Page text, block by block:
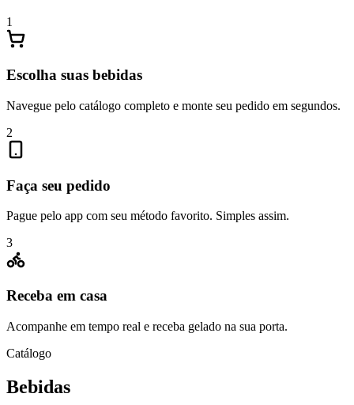
1
Escolha suas bebidas
Navegue pelo catálogo completo e monte seu pedido em segundos.
2
Faça seu pedido
Pague pelo app com seu método favorito. Simples assim.
3
Receba em casa
Acompanhe em tempo real e receba gelado na sua porta.
Catálogo
Bebidas